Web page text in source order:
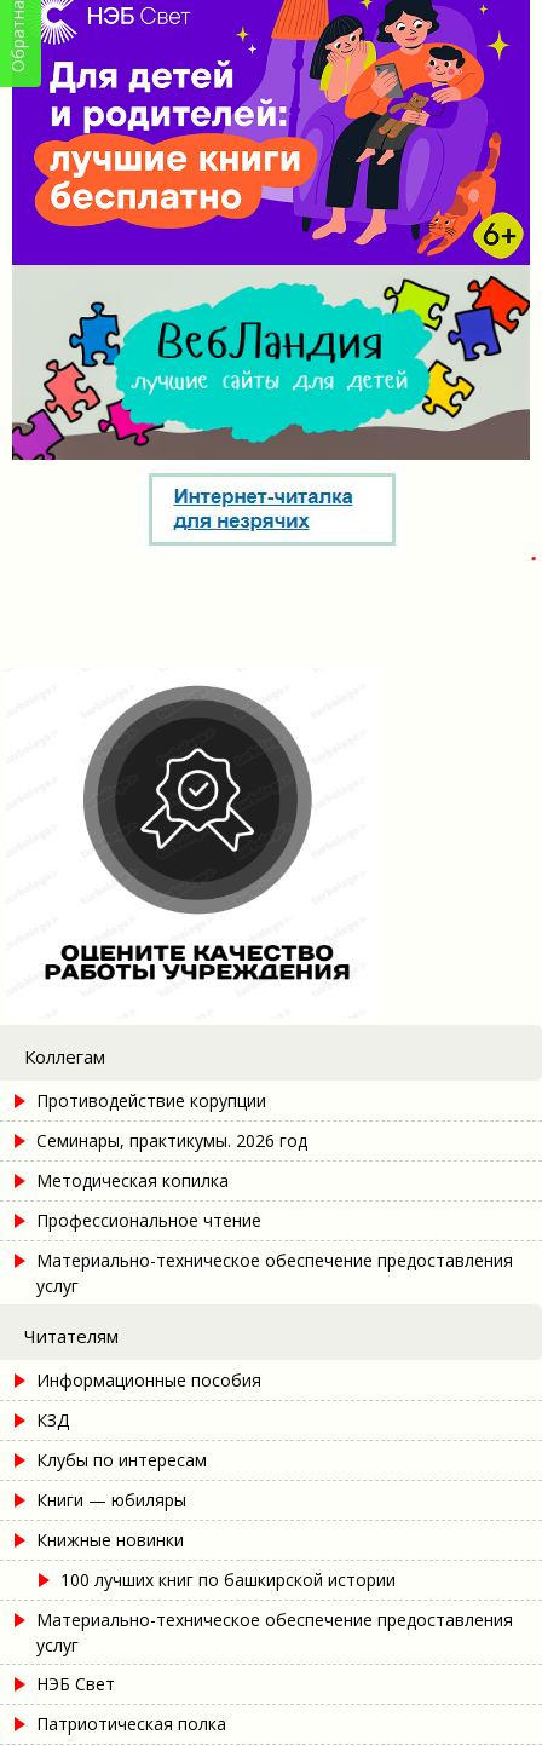
Коллегам
Противодействие корупции
Семинары, практикумы. 2026 год
Методическая копилка
Профессиональное чтение
Материально-техническое обеспечение предоставления
услуг
Читателям
Информационные пособия
КЗД
Клубы по интересам
Книги — юбиляры
Книжные новинки
100 лучших книг по башкирской истории
Материально-техническое обеспечение предоставления
услуг
НЭБ Свет
Патриотическая полка